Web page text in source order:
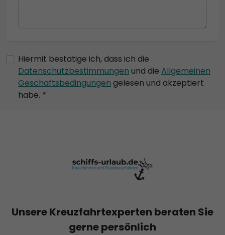
Hiermit bestätige ich, dass ich die
Datenschutzbestimmungen und die Allgemeinen
Geschäftsbedingungen gelesen und akzeptiert
habe. *
Unsere Kreuzfahrtexperten beraten Sie
gerne persönlich